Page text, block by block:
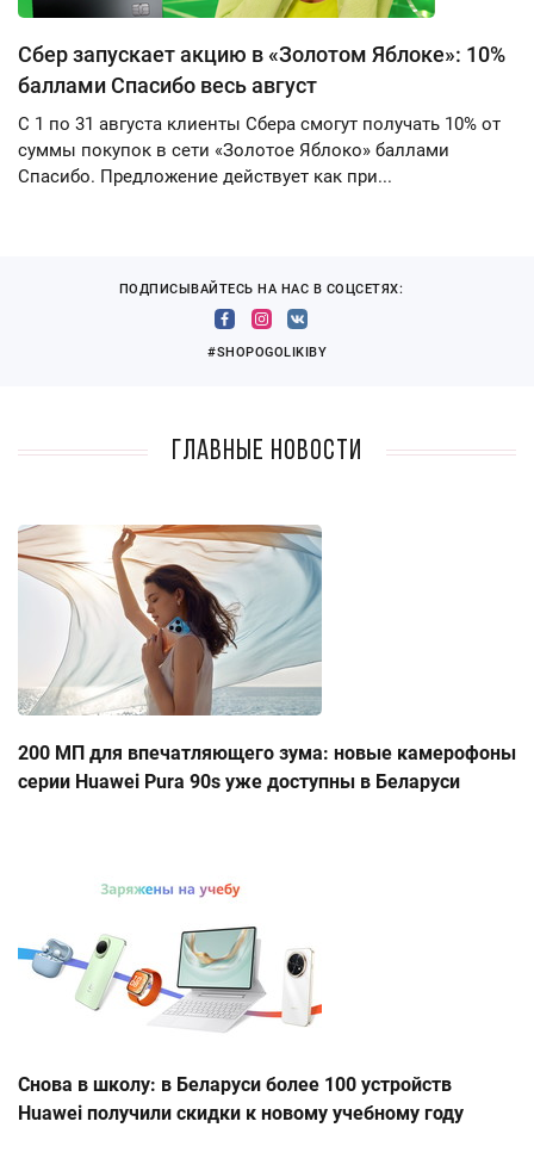
Сбер запускает акцию в «Золотом Яблоке»: 10%
баллами Спасибо весь август
С 1 по 31 августа клиенты Сбера смогут получать 10% от
суммы покупок в сети «Золотое Яблоко» баллами
Спасибо. Предложение действует как при...
ПОДПИСЫВАЙТЕСЬ НА НАС В СОЦСЕТЯХ:
#SHOPOGOLIKIBY
Главные новости
200 МП для впечатляющего зума: новые камерофоны
серии Huawei Pura 90s уже доступны в Беларуси
Снова в школу: в Беларуси более 100 устройств
Huawei получили скидки к новому учебному году